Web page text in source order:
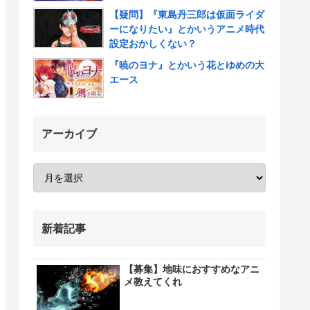
【疑問】『東島丹三郎は仮面ライダ
ーになりたい』とかいうアニメ時代
設定おかしくない？
『暁のヨナ』とかいう花とゆめの大
エース
アーカイブ
新着記事
【募集】地味におすすめなアニ
メ教えてくれ